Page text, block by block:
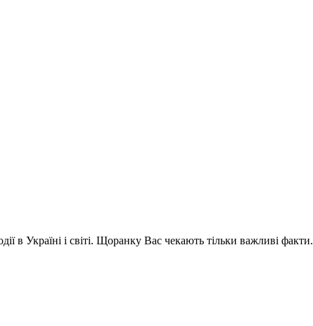
в Україні і світі. Щоранку Вас чекають тільки важливі факти.